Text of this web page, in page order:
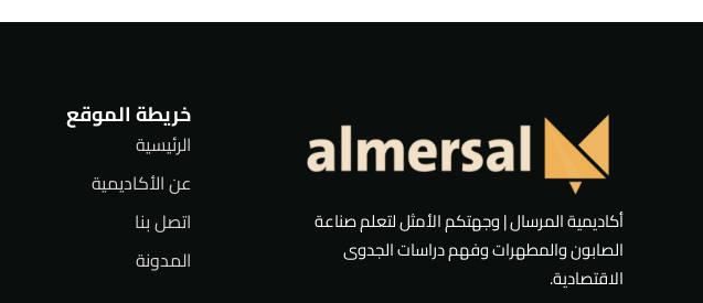
أكاديمية المرسال | وجهتكم الأمثل لتعلم صناعة
الصابون والمطهرات وفهم دراسات الجدوى
الاقتصادية.
خريطة الموقع
الرئيسية
عن الأكاديمية
اتصل بنا
المدونة